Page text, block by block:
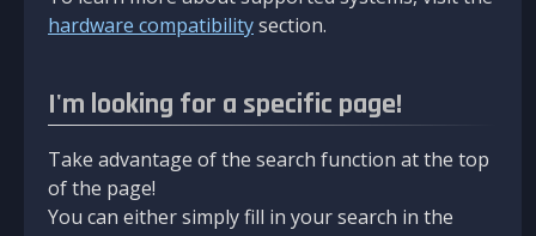
hardware compatibilitysection.
I'm looking for a specific page!
Take advantage of the search function at the top
of the page!
You can either simply fill in your search in the